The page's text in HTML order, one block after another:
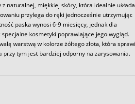
naturalnej, miękkiej skóry, która idealnie
przylega do ręki jednocześnie utrzymując
paska wynosi 6-9 miesięcy, jednak dla
kosmetyki poprawiające jego wygląd.
warstwą w kolorze żółtego złota, która
tym jest bardziej odporny na zarysowania.